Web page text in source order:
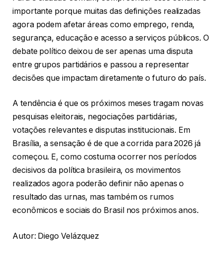
importante porque muitas das definições realizadas
agora podem afetar áreas como emprego, renda,
segurança, educação e acesso a serviços públicos. O
debate político deixou de ser apenas uma disputa
entre grupos partidários e passou a representar
decisões que impactam diretamente o futuro do país.
A tendência é que os próximos meses tragam novas
pesquisas eleitorais, negociações partidárias,
votações relevantes e disputas institucionais. Em
Brasília, a sensação é de que a corrida para 2026 já
começou. E, como costuma ocorrer nos períodos
decisivos da política brasileira, os movimentos
realizados agora poderão definir não apenas o
resultado das urnas, mas também os rumos
econômicos e sociais do Brasil nos próximos anos.
Autor: Diego Velázquez